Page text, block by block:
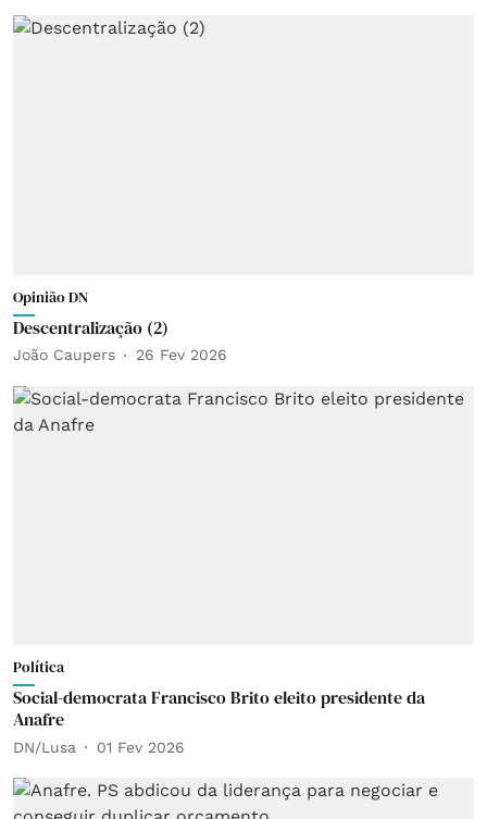
Opinião DN
Descentralização (2)
João Caupers 26 Fev 2026
Política
Social-democrata Francisco Brito eleito presidente da
Anafre
DN/Lusa 01 Fev 2026